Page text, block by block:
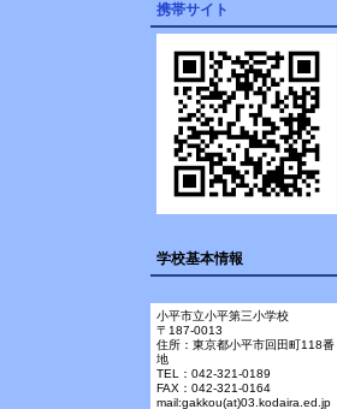
携帯サイト
学校基本情報
小平市立小平第三小学校
〒187-0013
住所：東京都小平市回田町118番
地
TEL：042-321-0189
FAX：042-321-0164
mail:gakkou(at)03.kodaira.ed.jp